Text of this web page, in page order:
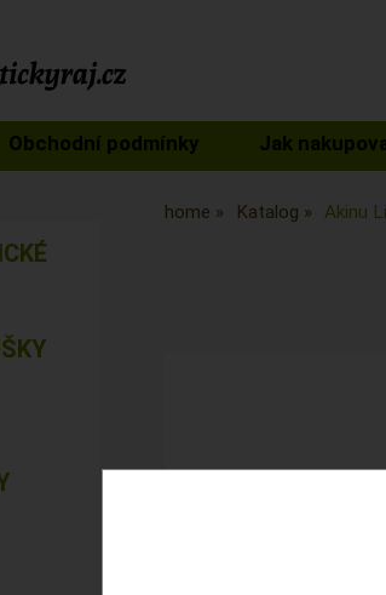
Obchodní podmínky Jak
home Katalog Akinu